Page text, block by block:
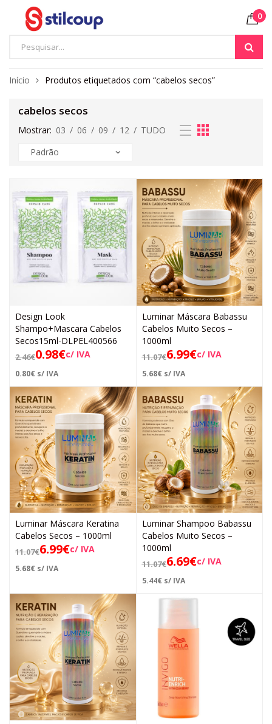
0
Início Produtos etiquetados com “cabelos secos”
cabelos secos
Mostrar: 03 / 06 / 09 / 12 / TUDO
Design Look
Shampo+Mascara Cabelos
Secos15ml-DLPEL400566
2.46€0.98€c/ IVA
0.80€ s/ IVA
Luminar Máscara Babassu
Cabelos Muito Secos –
1000ml
11.07€6.99€c/ IVA
5.68€ s/ IVA
Luminar Máscara Keratina
Cabelos Secos – 1000ml
11.07€6.99€c/ IVA
5.68€ s/ IVA
Luminar Shampoo Babassu
Cabelos Muito Secos –
1000ml
11.07€6.69€c/ IVA
5.44€ s/ IVA